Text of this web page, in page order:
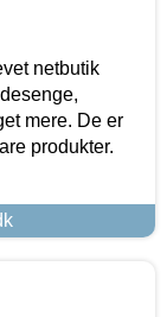
netbutik
mere. De er
produkter.